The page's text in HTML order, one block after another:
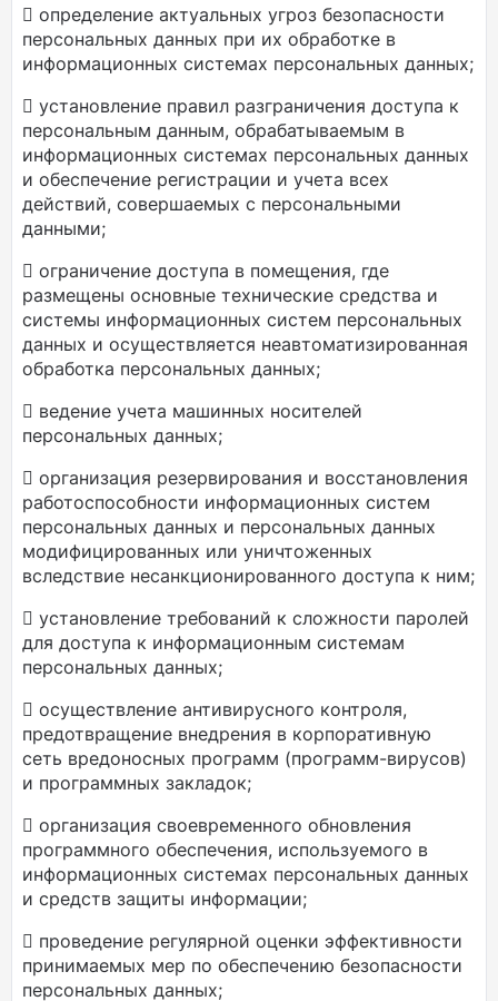
 определение актуальных угроз безопасности
персональных данных при их обработке в
информационных системах персональных данных;
 установление правил разграничения доступа к
персональным данным, обрабатываемым в
информационных системах персональных данных
и обеспечение регистрации и учета всех
действий, совершаемых с персональными
данными;
 ограничение доступа в помещения, где
размещены основные технические средства и
системы информационных систем персональных
данных и осуществляется неавтоматизированная
обработка персональных данных;
 ведение учета машинных носителей
персональных данных;
 организация резервирования и восстановления
работоспособности информационных систем
персональных данных и персональных данных
модифицированных или уничтоженных
вследствие несанкционированного доступа к ним;
 установление требований к сложности паролей
для доступа к информационным системам
персональных данных;
 осуществление антивирусного контроля,
предотвращение внедрения в корпоративную
сеть вредоносных программ (программ-вирусов)
и программных закладок;
 организация своевременного обновления
программного обеспечения, используемого в
информационных системах персональных данных
и средств защиты информации;
 проведение регулярной оценки эффективности
принимаемых мер по обеспечению безопасности
персональных данных;